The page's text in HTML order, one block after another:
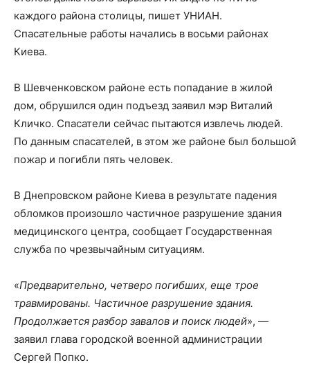
каждого района столицы, пишет УНИАН.
Спасательные работы начались в восьми районах
Киева.
В Шевченковском районе есть попадание в жилой
дом, обрушился один подъезд заявил мэр Виталий
Кличко. Спасатели сейчас пытаются извлечь людей.
По данным спасателей, в этом же районе был большой
пожар и погибли пять человек.
В Днепровском районе Киева в результате падения
обломков произошло частичное разрушение здания
медицинского центра, сообщает Государственная
служба по чрезвычайным ситуациям.
«Предварительно, четверо погибших, еще трое
травмированы. Частичное разрушение здания.
Продолжается разбор завалов и поиск людей», —
заявил глава городской военной администрации
Сергей Попко.